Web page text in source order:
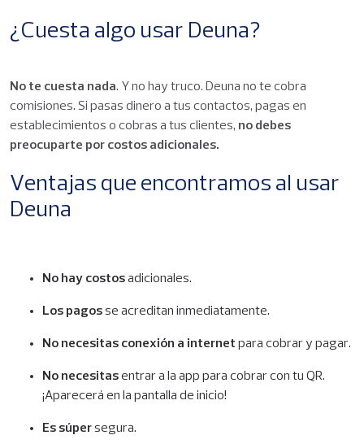
¿Cuesta algo usar Deuna?
No te cuesta nada. Y no hay truco. Deuna no te cobra
comisiones. Si pasas dinero a tus contactos, pagas en
establecimientos o cobras a tus clientes, no debes
preocuparte por costos adicionales.
Ventajas que encontramos al usar
Deuna
No hay costosadicionales.
Los pagosse acreditan inmediatamente.
No necesitas conexión a internet para cobrar y pagar.
No necesitasentrar a la app para cobrar con tu QR.
¡Aparecerá en la pantalla de inicio!
Es súpersegura.